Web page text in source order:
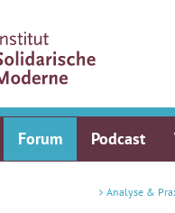
Forum Podcast
Analyse &